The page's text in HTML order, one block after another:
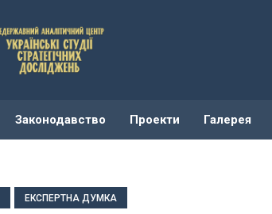
Законодавство Проекти Галерея
ЕКСПЕРТНА ДУМКА